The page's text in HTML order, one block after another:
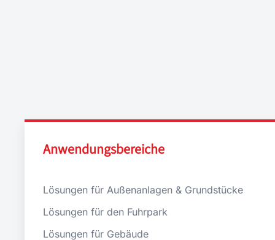
Anwendungsbereiche
Lösungen für Außenanlagen & Grundstücke
Lösungen für den Fuhrpark
Lösungen für Gebäude